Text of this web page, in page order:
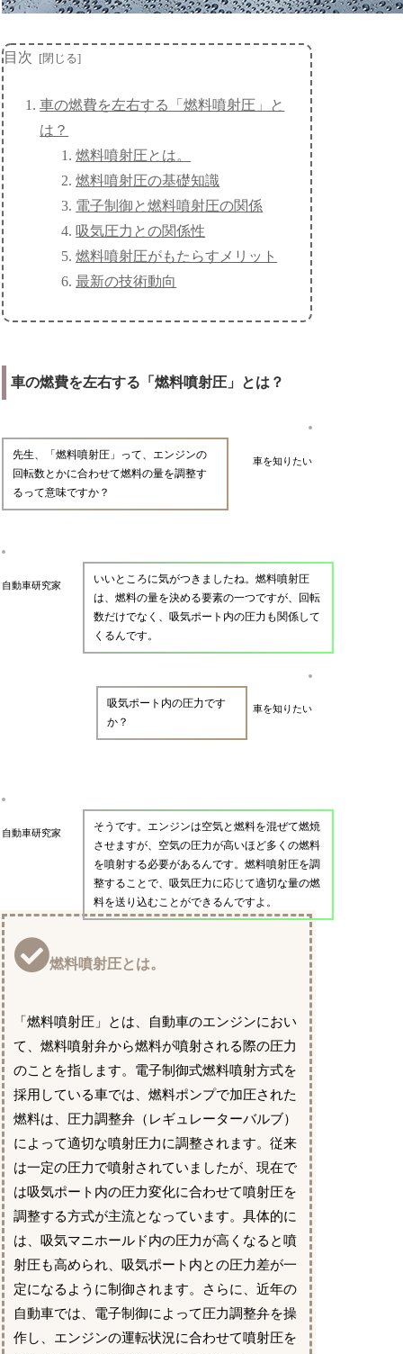
目次
車の燃費を左右する「燃料噴射圧」と
は？
燃料噴射圧とは。
燃料噴射圧の基礎知識
電子制御と燃料噴射圧の関係
吸気圧力との関係性
燃料噴射圧がもたらすメリット
最新の技術動向
車の燃費を左右する「燃料噴射圧」とは？
車を知りたい
先生、「燃料噴射圧」って、エンジンの
回転数とかに合わせて燃料の量を調整す
るって意味ですか？
自動車研究家
いいところに気がつきましたね。燃料噴射圧
は、燃料の量を決める要素の一つですが、回転
数だけでなく、吸気ポート内の圧力も関係して
くるんです。
車を知りたい
吸気ポート内の圧力です
か？
自動車研究家
そうです。エンジンは空気と燃料を混ぜて燃焼
させますが、空気の圧力が高いほど多くの燃料
を噴射する必要があるんです。燃料噴射圧を調
整することで、吸気圧力に応じて適切な量の燃
料を送り込むことができるんですよ。
燃料噴射圧とは。
「燃料噴射圧」とは、自動車のエンジンにおい
て、燃料噴射弁から燃料が噴射される際の圧力
のことを指します。電子制御式燃料噴射方式を
採用している車では、燃料ポンプで加圧された
燃料は、圧力調整弁（レギュレーターバルブ）
によって適切な噴射圧力に調整されます。従来
は一定の圧力で噴射されていましたが、現在で
は吸気ポート内の圧力変化に合わせて噴射圧を
調整する方式が主流となっています。具体的に
は、吸気マニホールド内の圧力が高くなると噴
射圧も高められ、吸気ポート内との圧力差が一
定になるように制御されます。さらに、近年の
自動車では、電子制御によって圧力調整弁を操
作し、エンジンの運転状況に合わせて噴射圧を